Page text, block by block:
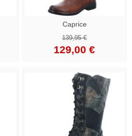
Caprice
139,95 €
129,00 €